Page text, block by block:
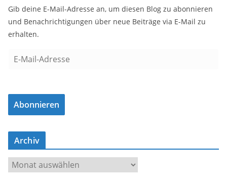
Gib deine E-Mail-Adresse an, um diesen Blog zu abonnieren
und Benachrichtigungen über neue Beiträge via E-Mail zu
erhalten.
a
l
-
d
Abonnieren
Archiv
r